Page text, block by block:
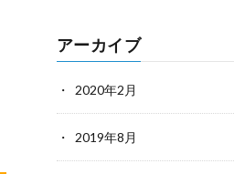
アーカイブ
2020年2月
2019年8月